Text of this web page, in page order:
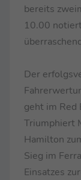
bereits
10.00
Der
geht im Red
Triumphiert
Hamilton
Sieg im
Einsatzes